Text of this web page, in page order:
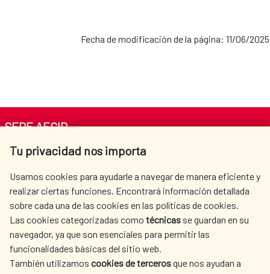
Fecha de modificación de la página: 11/06/2025
Tu privacidad nos importa
Usamos cookies para ayudarle a navegar de manera eficiente y
realizar ciertas funciones. Encontrará información detallada
sobre cada una de las cookies en las políticas de cookies.
Las cookies categorizadas como técnicas se guardan en su
navegador, ya que son esenciales para permitir las
funcionalidades básicas del sitio web.
También utilizamos cookies de tercerosque nos ayudan a
SEDE AECID
Av. Reyes Católicos 4 - 28040 Madrid
centro.informacion@aecid.es
LA AECID
DÓNDE COOPERAMOS
ACCIÓN HUMANITARIA
SALA DE PRENSA
CULTURA Y CIENCIA
BIBLIOTECA